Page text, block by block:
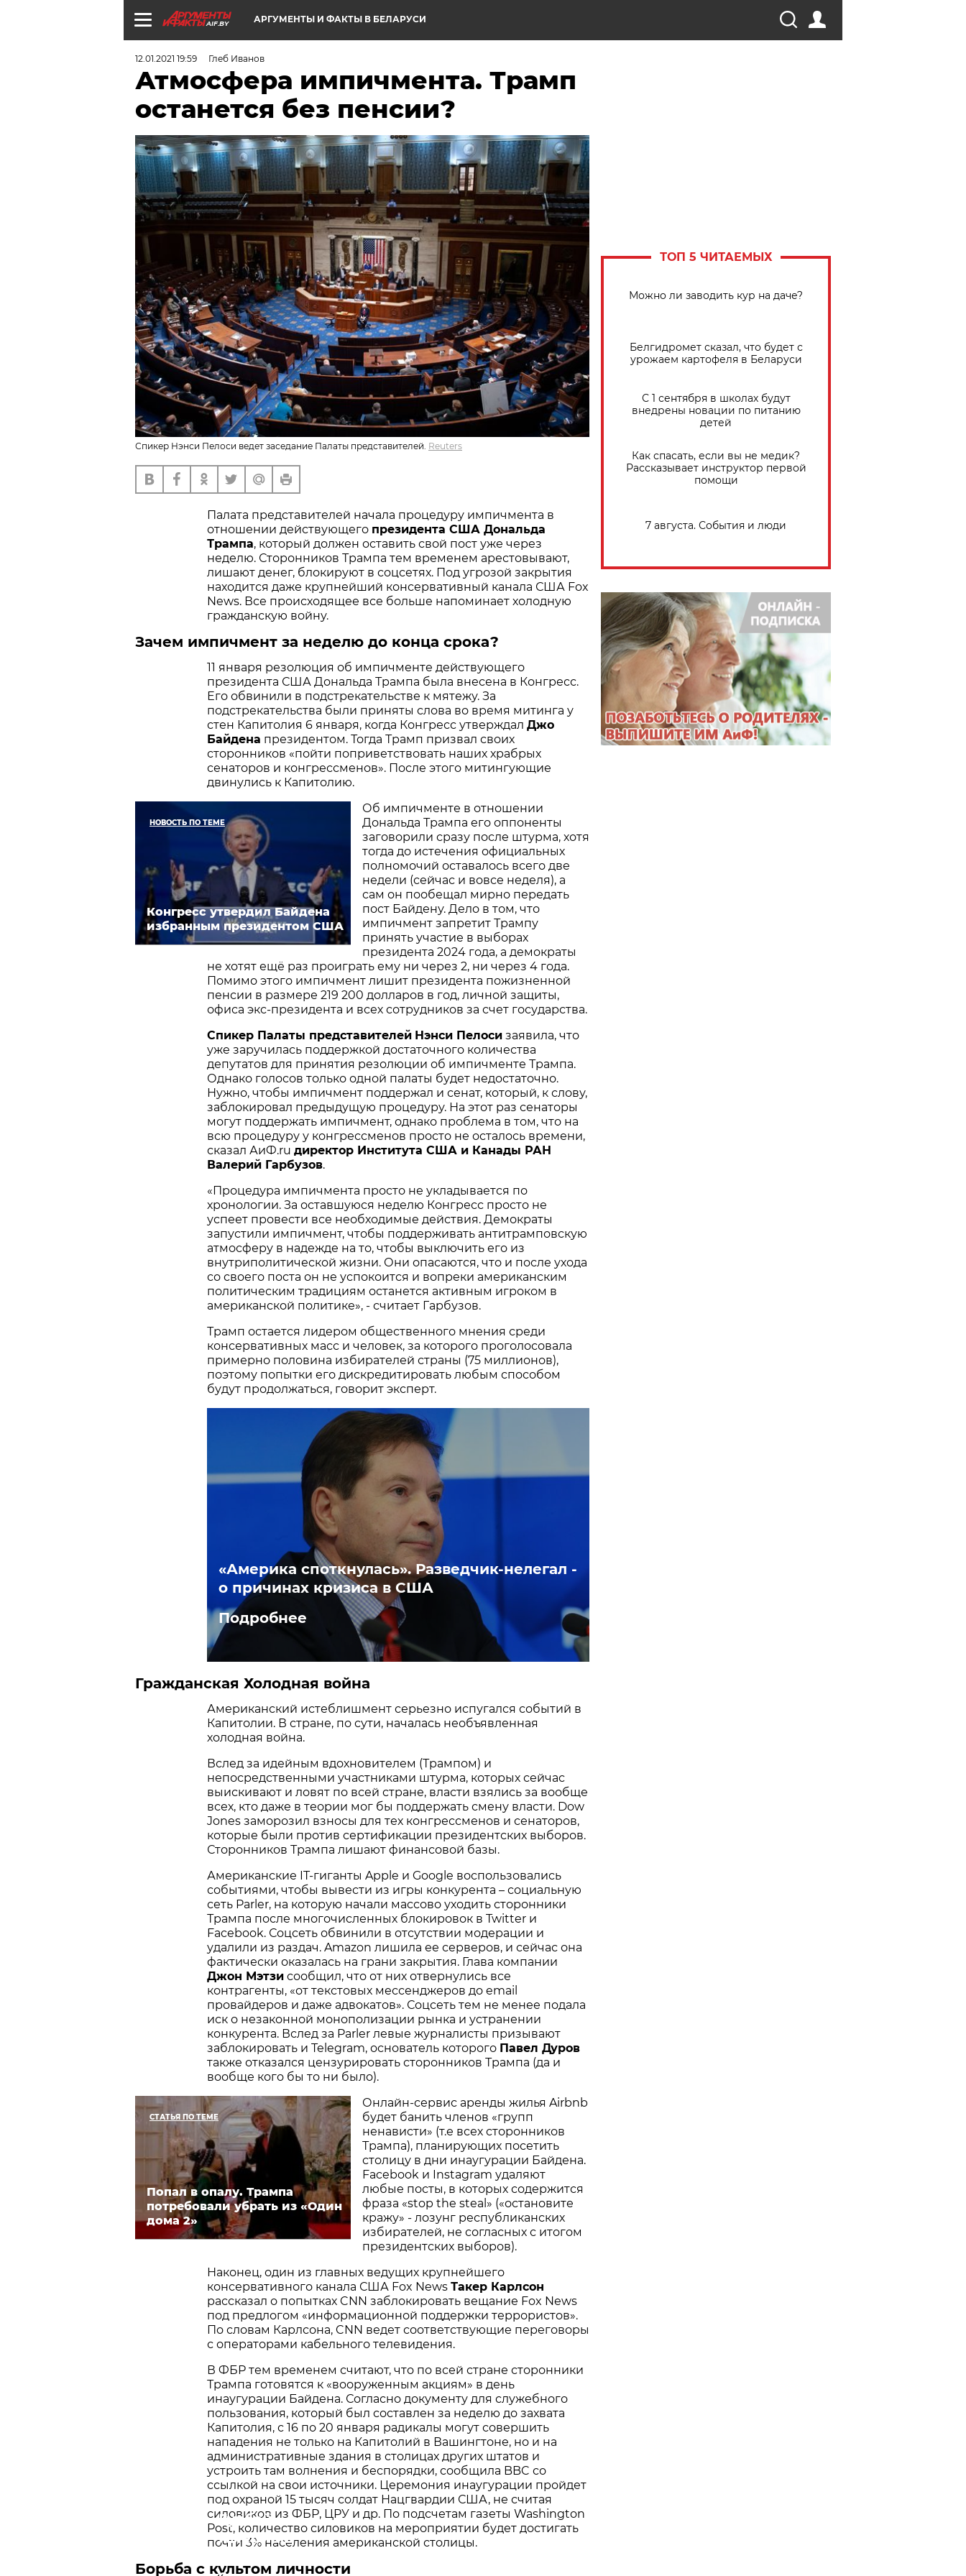
AIF.BY АРГУМЕНТЫ И ФАКТЫ В БЕЛАРУСИ
12.01.2021 19:59 Глеб Иванов
Атмосфера импичмента. Трамп
останется без пенсии?
Спикер Нэнси Пелоси ведет заседание Палаты представителей. Reuters
Палата представителей начала процедуру импичмента в
отношении действующего президента США Дональда
Трампа, который должен оставить свой пост уже через
неделю. Сторонников Трампа тем временем арестовывают,
лишают денег, блокируют в соцсетях. Под угрозой закрытия
находится даже крупнейший консервативный канала США Fox
News. Все происходящее все больше напоминает холодную
гражданскую войну.
Зачем импичмент за неделю до конца срока?
11 января резолюция об импичменте действующего
президента США Дональда Трампа была внесена в Конгресс.
Его обвинили в подстрекательстве к мятежу. За
подстрекательства были приняты слова во время митинга у
стен Капитолия 6 января, когда Конгресс утверждал Джо
Байдена президентом. Тогда Трамп призвал своих
сторонников «пойти поприветствовать наших храбрых
сенаторов и конгрессменов». После этого митингующие
двинулись к Капитолию.
НОВОСТЬ ПО ТЕМЕ
Конгресс утвердил Байдена
избранным президентом США
Об импичменте в отношении
Дональда Трампа его оппоненты
заговорили сразу после штурма, хотя
тогда до истечения официальных
полномочий оставалось всего две
недели (сейчас и вовсе неделя), а
сам он пообещал мирно передать
пост Байдену. Дело в том, что
импичмент запретит Трампу
принять участие в выборах
президента 2024 года, а демократы
не хотят ещё раз проиграть ему ни через 2, ни через 4 года.
Помимо этого импичмент лишит президента пожизненной
пенсии в размере 219 200 долларов в год, личной защиты,
офиса экс-президента и всех сотрудников за счет государства.
Спикер Палаты представителей Нэнси Пелоси заявила, что
уже заручилась поддержкой достаточного количества
депутатов для принятия резолюции об импичменте Трампа.
Однако голосов только одной палаты будет недостаточно.
Нужно, чтобы импичмент поддержал и сенат, который, к слову,
заблокировал предыдущую процедуру. На этот раз сенаторы
могут поддержать импичмент, однако проблема в том, что на
всю процедуру у конгрессменов просто не осталось времени,
сказал АиФ.ru директор Института США и Канады РАН
Валерий Гарбузов.
«Процедура импичмента просто не укладывается по
хронологии. За оставшуюся неделю Конгресс просто не
успеет провести все необходимые действия. Демократы
запустили импичмент, чтобы поддерживать антитрамповскую
атмосферу в надежде на то, чтобы выключить его из
внутриполитической жизни. Они опасаются, что и после ухода
со своего поста он не успокоится и вопреки американским
политическим традициям останется активным игроком в
американской политике», - считает Гарбузов.
Трамп остается лидером общественного мнения среди
консервативных масс и человек, за которого проголосовала
примерно половина избирателей страны (75 миллионов),
поэтому попытки его дискредитировать любым способом
будут продолжаться, говорит эксперт.
«Америка споткнулась». Разведчик-нелегал -
о причинах кризиса в США
Подробнее
Гражданская Холодная война
Американский истеблишмент серьезно испугался событий в
Капитолии. В стране, по сути, началась необъявленная
холодная война.
Вслед за идейным вдохновителем (Трампом) и
непосредственными участниками штурма, которых сейчас
выискивают и ловят по всей стране, власти взялись за вообще
всех, кто даже в теории мог бы поддержать смену власти. Dow
Jones заморозил взносы для тех конгрессменов и сенаторов,
которые были против сертификации президентских выборов.
Сторонников Трампа лишают финансовой базы.
Американские IT-гиганты Apple и Google воспользовались
событиями, чтобы вывести из игры конкурента – социальную
сеть Parler, на которую начали массово уходить сторонники
Трампа после многочисленных блокировок в Twitter и
Facebook. Соцсеть обвинили в отсутствии модерации и
удалили из раздач. Amazon лишила ее серверов, и сейчас она
фактически оказалась на грани закрытия. Глава компании
Джон Мэтзи сообщил, что от них отвернулись все
контрагенты, «от текстовых мессенджеров до email
провайдеров и даже адвокатов». Соцсеть тем не менее подала
иск о незаконной монополизации рынка и устранении
конкурента. Вслед за Parler левые журналисты призывают
заблокировать и Telegram, основатель которого Павел Дуров
также отказался цензурировать сторонников Трампа (да и
вообще кого бы то ни было).
СТАТЬЯ ПО ТЕМЕ
Попал в опалу. Трампа
потребовали убрать из «Один
дома 2»
Онлайн-сервис аренды жилья Airbnb
будет банить членов «групп
ненависти» (т.е всех сторонников
Трампа), планирующих посетить
столицу в дни инаугурации Байдена.
Facebook и Instagram удаляют
любые посты, в которых содержится
фраза «stop the steal» («остановите
кражу» - лозунг республиканских
избирателей, не согласных с итогом
президентских выборов).
Наконец, один из главных ведущих крупнейшего
консервативного канала США Fox News Такер Карлсон
рассказал о попытках CNN заблокировать вещание Fox News
под предлогом «информационной поддержки террористов».
По словам Карлсона, CNN ведет соответствующие переговоры
с операторами кабельного телевидения.
В ФБР тем временем считают, что по всей стране сторонники
Трампа готовятся к «вооруженным акциям» в день
инаугурации Байдена. Согласно документу для служебного
пользования, который был составлен за неделю до захвата
Капитолия, с 16 по 20 января радикалы могут совершить
нападения не только на Капитолий в Вашингтоне, но и на
административные здания в столицах других штатов и
устроить там волнения и беспорядки, сообщила BBC со
ссылкой на свои источники. Церемония инаугурации пройдет
под охраной 15 тысяч солдат Нацгвардии США, не считая
силовиков из ФБР, ЦРУ и др. По подсчетам газеты Washington
Post, количество силовиков на мероприятии будет достигать
почти 3% населения американской столицы.
Борьба с культом личности
Гудбай,
Америка!
ТОП 5 ЧИТАЕМЫХ
Можно ли заводить кур на даче?
Белгидромет сказал, что будет с
урожаем картофеля в Беларуси
С 1 сентября в школах будут
внедрены новации по питанию
детей
Как спасать, если вы не медик?
Рассказывает инструктор первой
помощи
7 августа. События и люди